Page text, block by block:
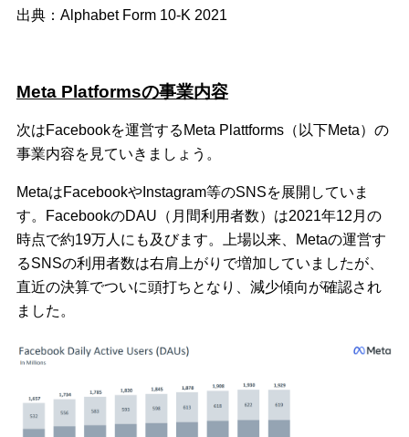
出典：Alphabet Form 10-K 2021
Meta Platformsの事業内容
次はFacebookを運営するMeta Plattforms（以下Meta）の
事業内容を見ていきましょう。
MetaはFacebookやInstagram等のSNSを展開していま
す。FacebookのDAU（月間利用者数）は2021年12月の
時点で約19万人にも及びます。上場以来、Metaの運営す
るSNSの利用者数は右肩上がりで増加していましたが、
直近の決算でついに頭打ちとなり、減少傾向が確認され
ました。